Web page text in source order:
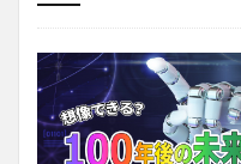
投稿
学び
マンガ
電子書籍